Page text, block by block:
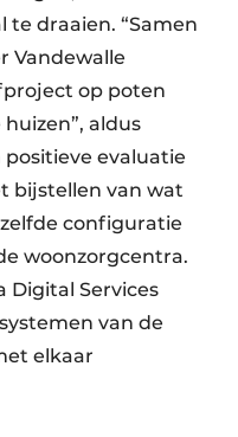
te draaien. “Samen
Vandewalle
op poten
aldus
positieve evaluatie
bijstellen van wat
configuratie
woonzorgcentra.
Digital Services
van de
elkaar